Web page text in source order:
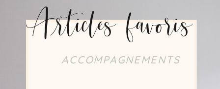
Articles favoris
ACCOMPAGNEMENTS